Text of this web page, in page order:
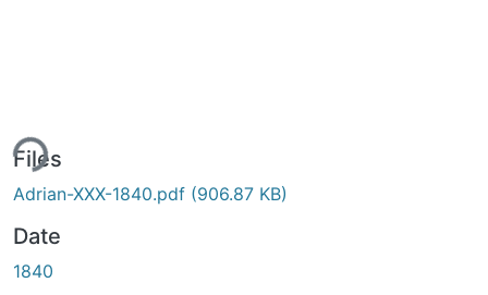
Files
Adrian-XXX-1840.pdf (906.87 KB)
Date
1840